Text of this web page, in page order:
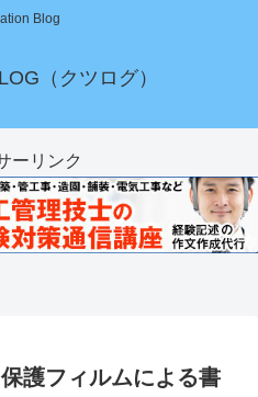
Blog
（クツログ）
ーリンク
護フィルムによる書